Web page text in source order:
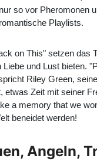
so vor Pheromonen
Playlists.
on This" setzen das
und Lust bieten.
Riley Green,
etwas Zeit mit seiner
a memory that we
beneidet werden!
Angeln,